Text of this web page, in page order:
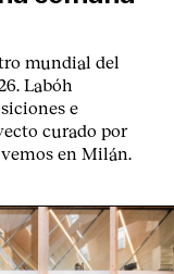
mundial del
Labóh
e
curado por
en Milán.